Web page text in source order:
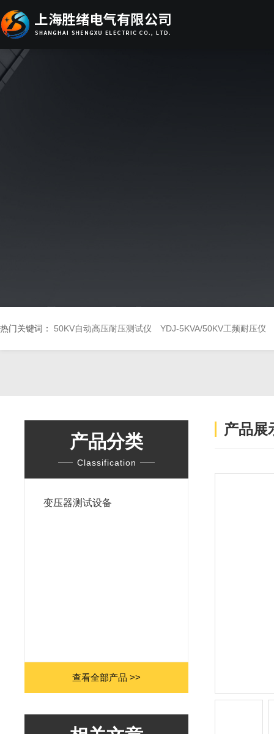
热门关键词： 50KV自动高压耐压测试仪 YDJ-5KVA/50KV工频耐压仪
产品分类
Classification
变压器测试设备
查看全部产品 >>
产品展